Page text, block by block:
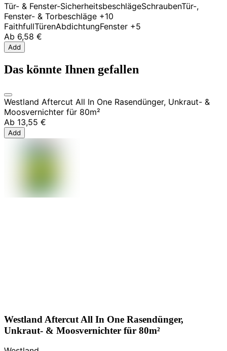
Tür- & Fenster-SicherheitsbeschlägeSchraubenTür-,
Fenster- & Torbeschläge +10
FaithfullTürenAbdichtungFenster +5
Ab 6,58 €
Add
Das könnte Ihnen gefallen
Westland Aftercut All In One Rasendünger, Unkraut- &
Moosvernichter für 80m²
Ab 13,55 €
Add
Westland Aftercut All In One Rasendünger,
Unkraut- & Moosvernichter für 80m²